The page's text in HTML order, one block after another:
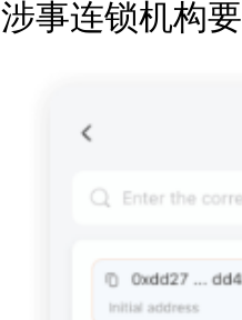
涉事连锁机构